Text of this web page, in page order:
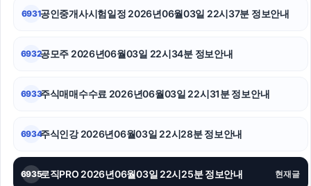
서초하수구막힘
대안학교
병원마케팅
6931공인중개사시험일정 2026년06월03일 22시37분 정보안내
6932공모주 2026년06월03일 22시34분 정보안내
6933주식매매수수료 2026년06월03일 22시31분 정보안내
6934주식인강 2026년06월03일 22시28분 정보안내
6935로직PRO 2026년06월03일 22시25분 정보안내 현재글